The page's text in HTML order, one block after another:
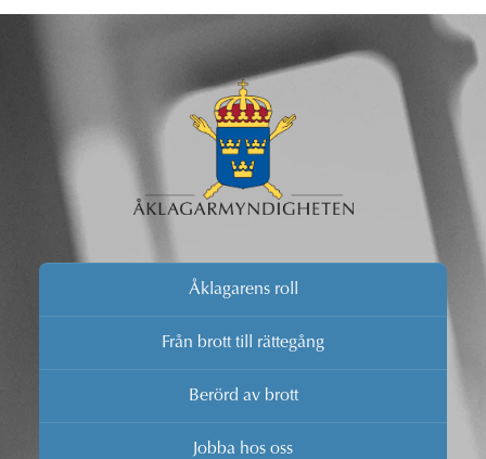
Åklagarens roll
Från brott till rättegång
Berörd av brott
Jobba hos oss